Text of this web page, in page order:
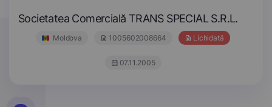
Societatea Comercială TRANS SPECIAL S.R.L.
Moldova 1005602008664 Lichidată
07.11.2005